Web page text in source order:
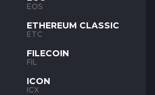
EOS
ETHEREUM CLASSIC
ETC
FILECOIN
FIL
ICON
ICX